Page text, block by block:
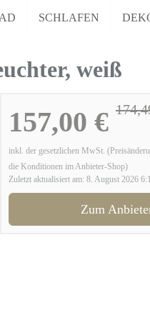
SCHLAFEN
weiß
157,00 €
inkl. der gesetzlichen MwSt.
die Konditionen im Anbieter-Shop)
Zuletzt aktualisiert am: 8. August 2026
Zum